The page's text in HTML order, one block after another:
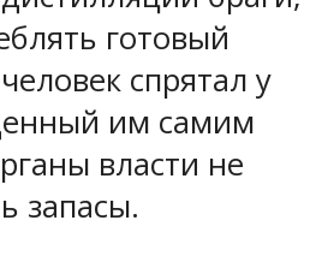
готовый
спрятал у
им самим
власти не
запасы.